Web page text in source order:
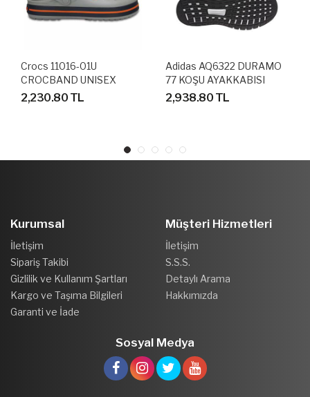
Crocs 11016-01U
CROCBAND UNISEX
SANDALET TERLİK
2,230.80 TL
Adidas AQ6322 DURAMO
77 KOŞU AYAKKABISI
2,938.80 TL
Kurumsal
İletişim
Sipariş Takibi
Gizlilik ve Kullanım Şartları
Kargo ve Taşıma Bilgileri
Garanti ve İade
Müşteri Hizmetleri
İletişim
S.S.S.
Detaylı Arama
Hakkımızda
Sosyal Medya